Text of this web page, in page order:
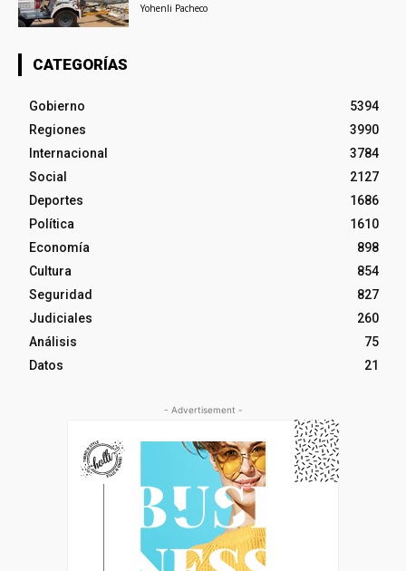
Yohenli Pacheco
CATEGORÍAS
Gobierno
5394
Regiones
3990
Internacional
3784
Social
2127
Deportes
1686
Política
1610
Economía
898
Cultura
854
Seguridad
827
Judiciales
260
Análisis
75
Datos
21
- Advertisement -